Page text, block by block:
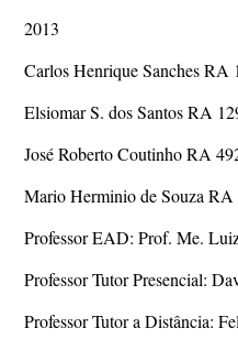
2013
Carlos Henrique Sanches RA
Elsiomar S. dos Santos RA
José Roberto Coutinho RA
Mario Herminio de Souza RA
Professor EAD: Prof. Me.
Professor Tutor Presencial:
Professor Tutor a Distância: